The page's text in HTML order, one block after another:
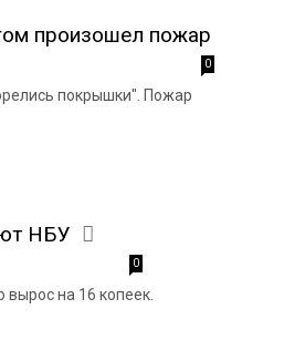
произошел пожар
0
покрышки". Пожар
НБУ
0
на 16 копеек.